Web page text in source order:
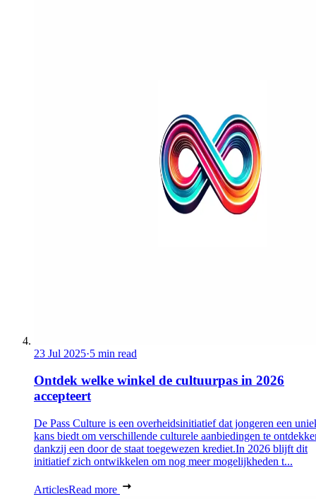
23 Jul 2025·5 min read
Ontdek welke winkel de cultuurpas in 2026
accepteert
De Pass Culture is een overheidsinitiatief dat jongeren een
kans biedt om verschillende culturele aanbiedingen te
dankzij een door de staat toegewezen krediet.In 2026 blijft dit
initiatief zich ontwikkelen om nog meer mogelijkheden t...
ArticlesRead more